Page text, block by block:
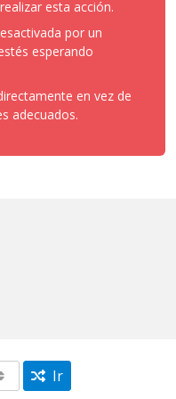
esta acción.
por un
esperando
en vez de
adecuados.
Ir